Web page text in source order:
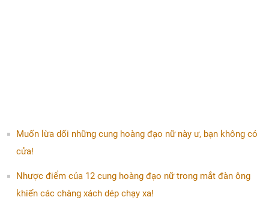
Muốn lừa dối những cung hoàng đạo nữ này ư, bạn không có
cửa!
Nhược điểm của 12 cung hoàng đạo nữ trong mắt đàn ông
khiến các chàng xách dép chạy xa!